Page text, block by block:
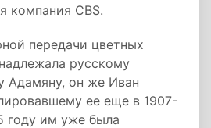
компания CВS.
передачи цветных
русскому
Адамяну, он же Иван
ее еще в 1907-
году им уже была